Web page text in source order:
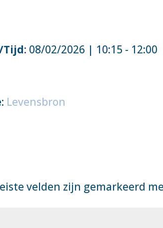
Tijd: 08/02/2026 | 10:15 - 12:00
: Levensbron
velden zijn gemarkeerd